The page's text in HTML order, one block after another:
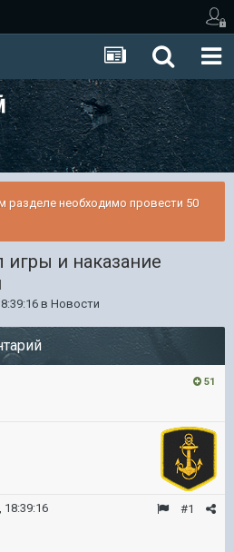
разделе необходимо провести 50
и наказание
в Новости
51
#1
18:39:16